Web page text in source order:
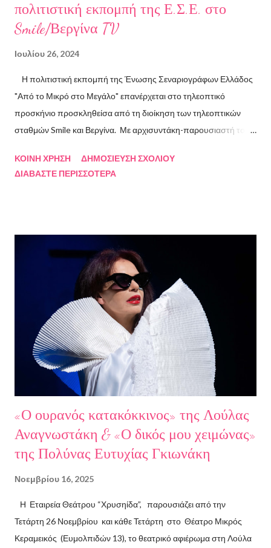
πολιτιστική εκπομπή της Ε.Σ.Ε. στο
Smile/Βεργίνα TV
Ιουλίου 26, 2024
Η πολιτιστική εκπομπή της Ένωσης Σεναριογράφων Ελλάδος
"Από το Μικρό στο Μεγάλο" επανέρχεται στο τηλεοπτικό
προσκήνιο προσκληθείσα από τη διοίκηση των τηλεοπτικών
σταθμών Smile και Βεργίνα. Με αρχισυντάκη-παρουσιαστή τον
Κακαβά θα προβάλλεται από τις 3 Αυγούστου και κάθε Σάββατο
Λουκάς Κούτρας Τη δεύτερη εκπομπή τίμησαν ο πρώην
πρόεδρος της Ε.Σ.Ε., συγγραφέας, Στάθης Βαλούκος, ο
ιστορικός συγγραφέας Δρ Ιωάννης Δασκαρόλης, η
μουσικοσυνθέτης Πέννυ Μπινιάρη και ο σκηνοθέτης Στέργιος
Παπαευαγγέλου Σκηνοθεσία: Δημήτρης Σωτηράκης Βοηθός
Σκηνοθέτης: Νεκταρία Δασκαλάκη Παρουσιάστηκαν τα βιβλία
"Ο πόλεμος δεν τελείωσε ακόμα" μυθιστόρημα του Στάθη
Βαλούκου και τα ε...
ΚΟΙΝΉ ΧΡΉΣΗ
ΔΗΜΟΣΊΕΥΣΗ ΣΧΟΛΊΟΥ
ΔΙΑΒΆΣΤΕ ΠΕΡΙΣΣΌΤΕΡΑ
«Ο ουρανός κατακόκκινος» της Λούλας
Αναγνωστάκη & «Ο δικός μου χειμώνας»
της Πολύνας Ευτυχίας Γκιωνάκη
Νοεμβρίου 16, 2025
Η Εταιρεία Θεάτρου “Χρυσηίδα”, παρουσιάζει από την
Τετάρτη 26 Νοεμβρίου και κάθε Τετάρτη στο Θέατρο Μικρός
Κεραμεικός (Ευμολπιδών 13), το θεατρικό αφιέρωμα στη Λούλα